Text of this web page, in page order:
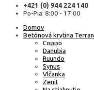
+421 (0) 944 224 140
Po-Pia: 8:00 - 17:00
Domov
Betónová krytina Terran
Coppo
Danubia
Ruundo
Synus
Vlčanka
Zenit